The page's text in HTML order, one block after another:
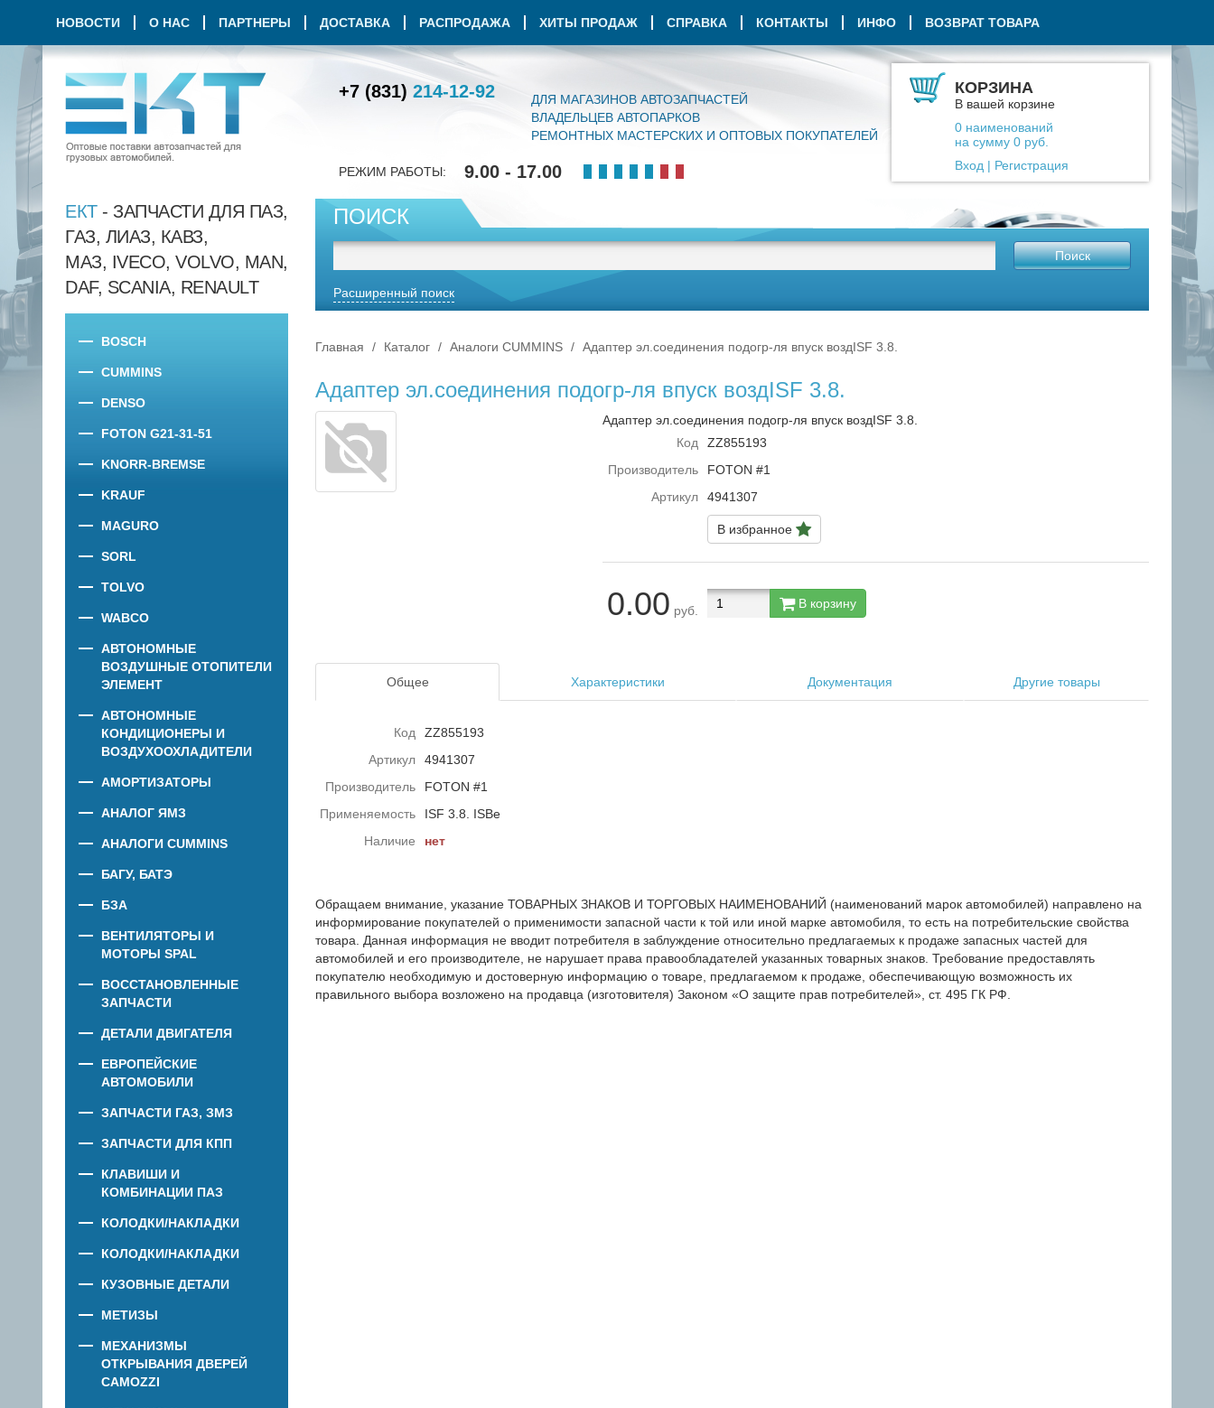
КОРЗИНА
В вашей корзине
0 наименований
на сумму 0 руб.
Вход | Регистрация
НОВОСТИ О НАС ПАРТНЕРЫ ДОСТАВКА РАСПРОДАЖА ХИТЫ ПРОДАЖ СПРАВКА КОНТАКТЫ ИНФО ВОЗВРАТ ТОВАРА
+7 (831) 214-12-92
ДЛЯ МАГАЗИНОВ АВТОЗАПЧАСТЕЙ
ВЛАДЕЛЬЦЕВ АВТОПАРКОВ
РЕМОНТНЫХ МАСТЕРСКИХ И ОПТОВЫХ ПОКУПАТЕЛЕЙ
РЕЖИМ РАБОТЫ:
9.00 - 17.00
ЕКТ- ЗАПЧАСТИ ДЛЯ ПАЗ,
ГАЗ, ЛИАЗ, КАВЗ,
МАЗ, IVECO, VOLVO, MAN,
DAF, SCANIA, RENAULT
BOSCH
CUMMINS
DENSO
FOTON G21-31-51
KNORR-BREMSE
KRAUF
MAGURO
SORL
TOLVO
WABCO
АВТОНОМНЫЕ
ВОЗДУШНЫЕ ОТОПИТЕЛИ
ЭЛЕМЕНТ
АВТОНОМНЫЕ
КОНДИЦИОНЕРЫ И
ВОЗДУХООХЛАДИТЕЛИ
АМОРТИЗАТОРЫ
АНАЛОГ ЯМЗ
АНАЛОГИ CUMMINS
БАГУ, БАТЭ
БЗА
ВЕНТИЛЯТОРЫ И
МОТОРЫ SPAL
ВОССТАНОВЛЕННЫЕ
ЗАПЧАСТИ
ДЕТАЛИ ДВИГАТЕЛЯ
ЕВРОПЕЙСКИЕ
АВТОМОБИЛИ
ЗАПЧАСТИ ГАЗ, ЗМЗ
ЗАПЧАСТИ ДЛЯ КПП
КЛАВИШИ И
КОМБИНАЦИИ ПАЗ
КОЛОДКИ/НАКЛАДКИ
КОЛОДКИ/НАКЛАДКИ
КУЗОВНЫЕ ДЕТАЛИ
МЕТИЗЫ
МЕХАНИЗМЫ
ОТКРЫВАНИЯ ДВЕРЕЙ
CAMOZZI
ПОИСК
Поиск
Расширенный поиск
Главная Каталог Аналоги CUMMINS Адаптер эл.соединения подогр-ля впуск воздISF 3.8.
Адаптер эл.соединения подогр-ля впуск воздISF 3.8.
Адаптер эл.соединения подогр-ля впуск воздISF 3.8.
Код
ZZ855193
Производитель
FOTON #1
Артикул
4941307
В избранное
0.00 руб. В корзину
Общее Характеристики Документация Другие товары
Код
ZZ855193
Артикул
4941307
Производитель
FOTON #1
Применяемость
ISF 3.8. ISBe
Наличие
нет
Обращаем внимание, указание ТОВАРНЫХ ЗНАКОВ И ТОРГОВЫХ НАИМЕНОВАНИЙ (наименований марок автомобилей) направлено на
информирование покупателей о применимости запасной части к той или иной марке автомобиля, то есть на потребительские свойства
товара. Данная информация не вводит потребителя в заблуждение относительно предлагаемых к продаже запасных частей для
автомобилей и его производителе, не нарушает права правообладателей указанных товарных знаков. Требование предоставлять
покупателю необходимую и достоверную информацию о товаре, предлагаемом к продаже, обеспечивающую возможность их
правильного выбора возложено на продавца (изготовителя) Законом «О защите прав потребителей», ст. 495 ГК РФ.